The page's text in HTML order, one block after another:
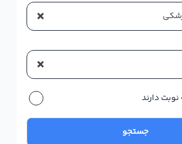
×
×
دارند
جستجو